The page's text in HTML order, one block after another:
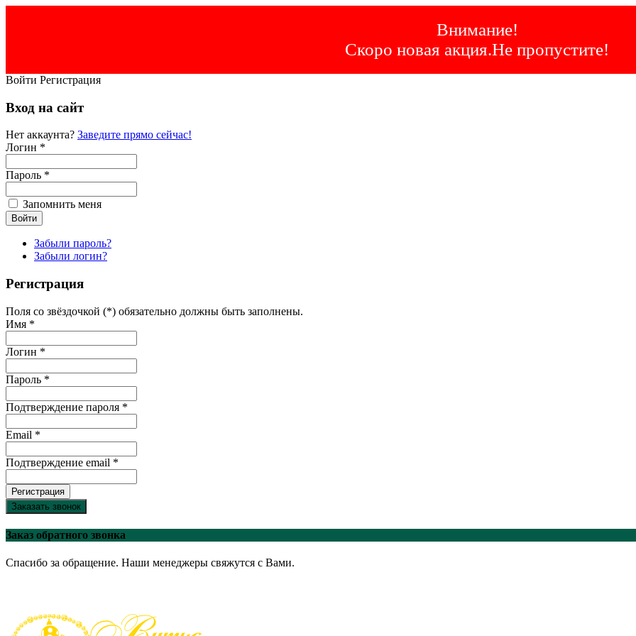
Внимание!
Скоро новая акция.Не пропустите!
Войти Регистрация
Вход на сайт
Нет аккаунта? Заведите прямо сейчас!
Логин *
Пароль *
Запомнить меня
Забыли пароль?
Забыли логин?
Регистрация
Поля со звёздочкой (*) обязательно должны быть заполнены.
Имя *
Логин *
Пароль *
Подтверждение пароля *
Email *
Подтверждение email *
Регистрация
Заказать звонок
Заказ обратного звонка
Спасибо за обращение. Наши менеджеры свяжутся с Вами.